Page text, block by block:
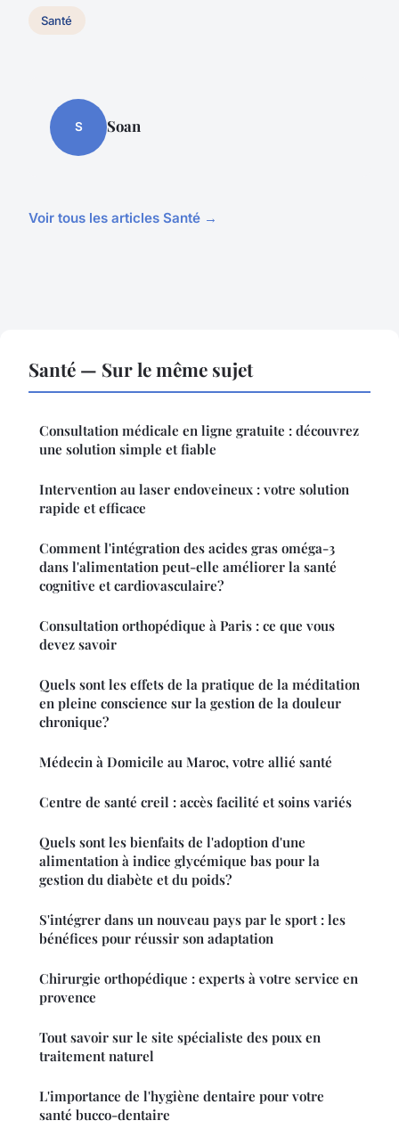
Santé
S Soan
Voir tous les articles Santé →
Santé — Sur le même sujet
Consultation médicale en ligne gratuite : découvrez
une solution simple et fiable
Intervention au laser endoveineux : votre solution
rapide et efficace
Comment l'intégration des acides gras oméga-3
dans l'alimentation peut-elle améliorer la santé
cognitive et cardiovasculaire?
Consultation orthopédique à Paris : ce que vous
devez savoir
Quels sont les effets de la pratique de la méditation
en pleine conscience sur la gestion de la douleur
chronique?
Médecin à Domicile au Maroc, votre allié santé
Centre de santé creil : accès facilité et soins variés
Quels sont les bienfaits de l'adoption d'une
alimentation à indice glycémique bas pour la
gestion du diabète et du poids?
S'intégrer dans un nouveau pays par le sport : les
bénéfices pour réussir son adaptation
Chirurgie orthopédique : experts à votre service en
provence
Tout savoir sur le site spécialiste des poux en
traitement naturel
L'importance de l'hygiène dentaire pour votre
santé bucco-dentaire